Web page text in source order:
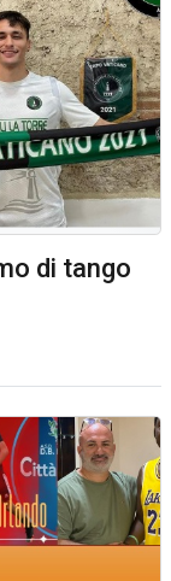
di tango